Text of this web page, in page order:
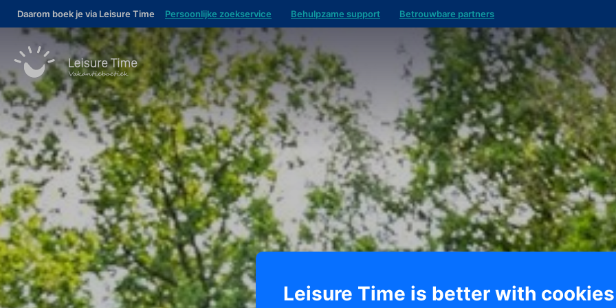
Daarom boek je via Leisure Time Persoonlijke zoekservice Behulpzame support Betrouwbare partners
Leisure Time is better with